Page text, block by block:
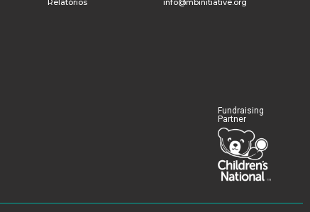
Fundraising
Partner